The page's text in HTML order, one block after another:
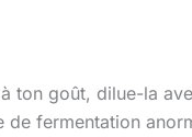
ton goût, dilue-la
de fermentation